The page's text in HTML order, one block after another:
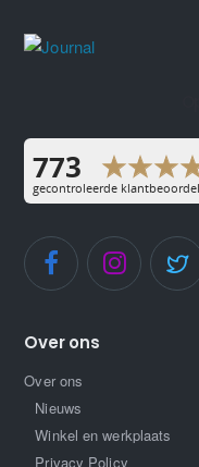
Over ons
Over ons
Nieuws
Winkel en werkplaats
Privacy Policy